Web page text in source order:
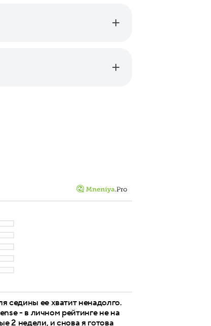
седины ее хватит ненадолго.
- в личном рейтинге не на
2 недели, и снова я готова